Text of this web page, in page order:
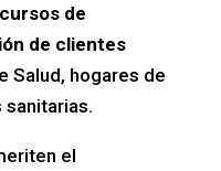
de
de clientes
Salud, hogares de
sanitarias.
el